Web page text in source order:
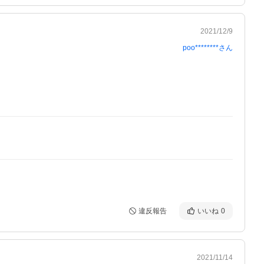
2021/12/9
poo********さん
違反報告 いいね 0
2021/11/14